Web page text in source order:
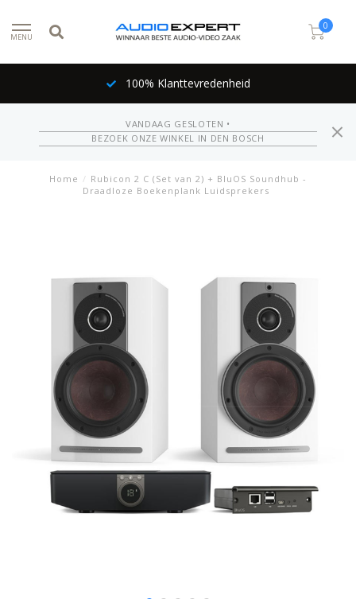
MENU
0
100% Klanttevredenheid
VANDAAG GESLOTEN •
BEZOEK ONZE WINKEL IN DEN BOSCH
Home / Rubicon 2 C (Set van 2) + BluOS Soundhub -
Draadloze Boekenplank Luidsprekers